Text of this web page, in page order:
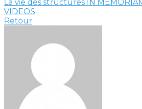
La vie des structures IN
VIDEOS
Retour